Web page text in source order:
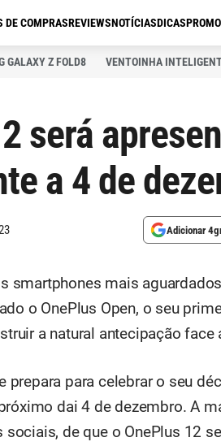
DE COMPRASREVIEWSNOTÍCIASDICAS
GALAXY Z FOLD8 VENTOINHA
será
a 4 de
Adicionar
smartphones mais
o OnePlus Open, o seu
a natural antecipação
prepara para celebrar o seu
dai 4 de dezembro. A
de que o OnePlus 12